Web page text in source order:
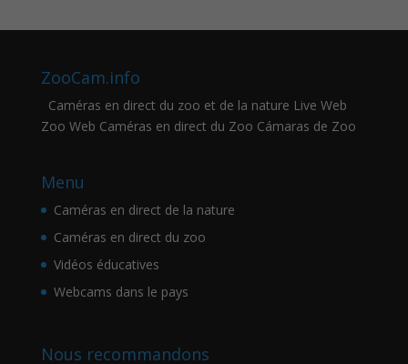
ZooCam.info
Caméras en direct du zoo et de la nature Live Web
Zoo Web Caméras en direct du Zoo Cámaras de Zoo
Menu
Caméras en direct de la nature
Caméras en direct du zoo
Vidéos éducatives
Webcams dans le pays
Nous recommandons